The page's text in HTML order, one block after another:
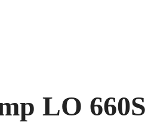
LO 660S